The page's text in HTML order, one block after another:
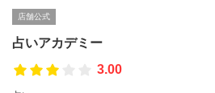
店舗公式
占いアカデミー
3.00